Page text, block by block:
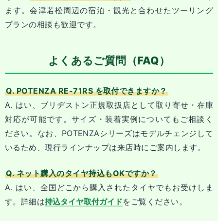
ます。会津若松周辺の宿泊・観光と合わせたツーリング
プランの相談も歓迎です。
よくあるご質問（FAQ）
Q. POTENZA RE-71RS を取付できますか？
A. はい、ブリヂストン正規取扱店として取り寄せ・在庫
対応が可能です。サイズ・装着実例についてもご相談く
ださい。なお、POTENZAシリーズはモデルチェンジして
いるため、現行ラインナップは来店時にご案内します。
Q. ネット購入のタイヤ持込もOKですか？
A. はい、全国どこから購入されたタイヤでもお受けしま
す。詳細は持込タイヤ取付ガイドをご覧ください。